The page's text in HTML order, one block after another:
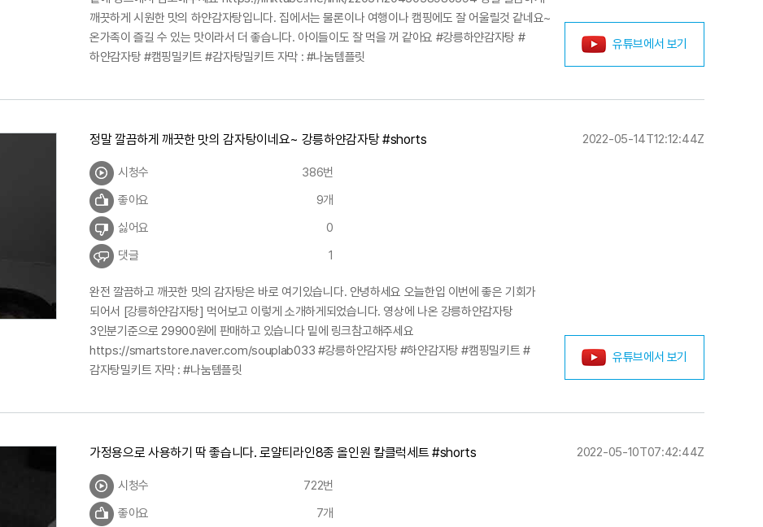
깨끗하게 시원한 맛의 하얀감자탕입니다. 집에서는 물론이나 여행이나 캠핑에도 잘 어울릴것 같네요~
온가족이 즐길 수 있는 맛이라서 더 좋습니다. 아이들이도 잘 먹을 꺼 같아요 #강릉하얀감자탕 #
하얀감자탕 #캠핑밀키트 #감자탕밀키트 자막 : #나눔템플릿
유튜브에서 보기
정말 깔끔하게 깨끗한 맛의 감자탕이네요~ 강릉하얀감자탕 #shorts 2022-05-14T12:12:44Z
시청수
386번
좋아요
9개
싫어요
0
댓글
1
완전 깔끔하고 깨끗한 맛의 감자탕은 바로 여기있습니다. 안녕하세요 오늘한입 이번에 좋은 기회가
되어서 [강릉하얀감자탕] 먹어보고 이렇게 소개하게되었습니다. 영상에 나온 강릉하얀감자탕
3인분기준으로 29900원에 판매하고 있습니다 밑에 링크참고해주세요
https://smartstore.naver.com/souplab033 #강릉하얀감자탕 #하얀감자탕 #캠핑밀키트 #
감자탕밀키트 자막 : #나눔템플릿
유튜브에서 보기
가정용으로 사용하기 딱 좋습니다. 로얄티라인8종 올인원 칼클럭세트 #shorts 2022-05-10T07:42:44Z
시청수
722번
좋아요
7개